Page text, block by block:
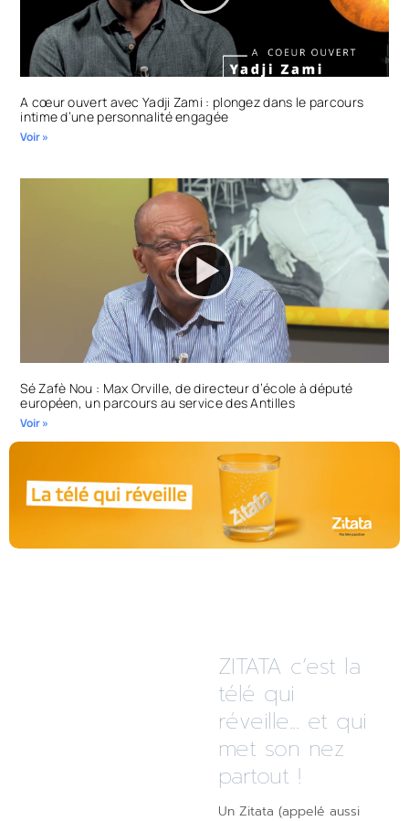
A cœur ouvert avec Yadji Zami : plongez dans le parcours
intime d’une personnalité engagée
Voir »
Sé Zafè Nou : Max Orville, de directeur d’école à député
européen, un parcours au service des Antilles
Voir »
ZITATA c’est la
télé qui
réveille... et qui
met son nez
partout !
Un Zitata (appelé aussi